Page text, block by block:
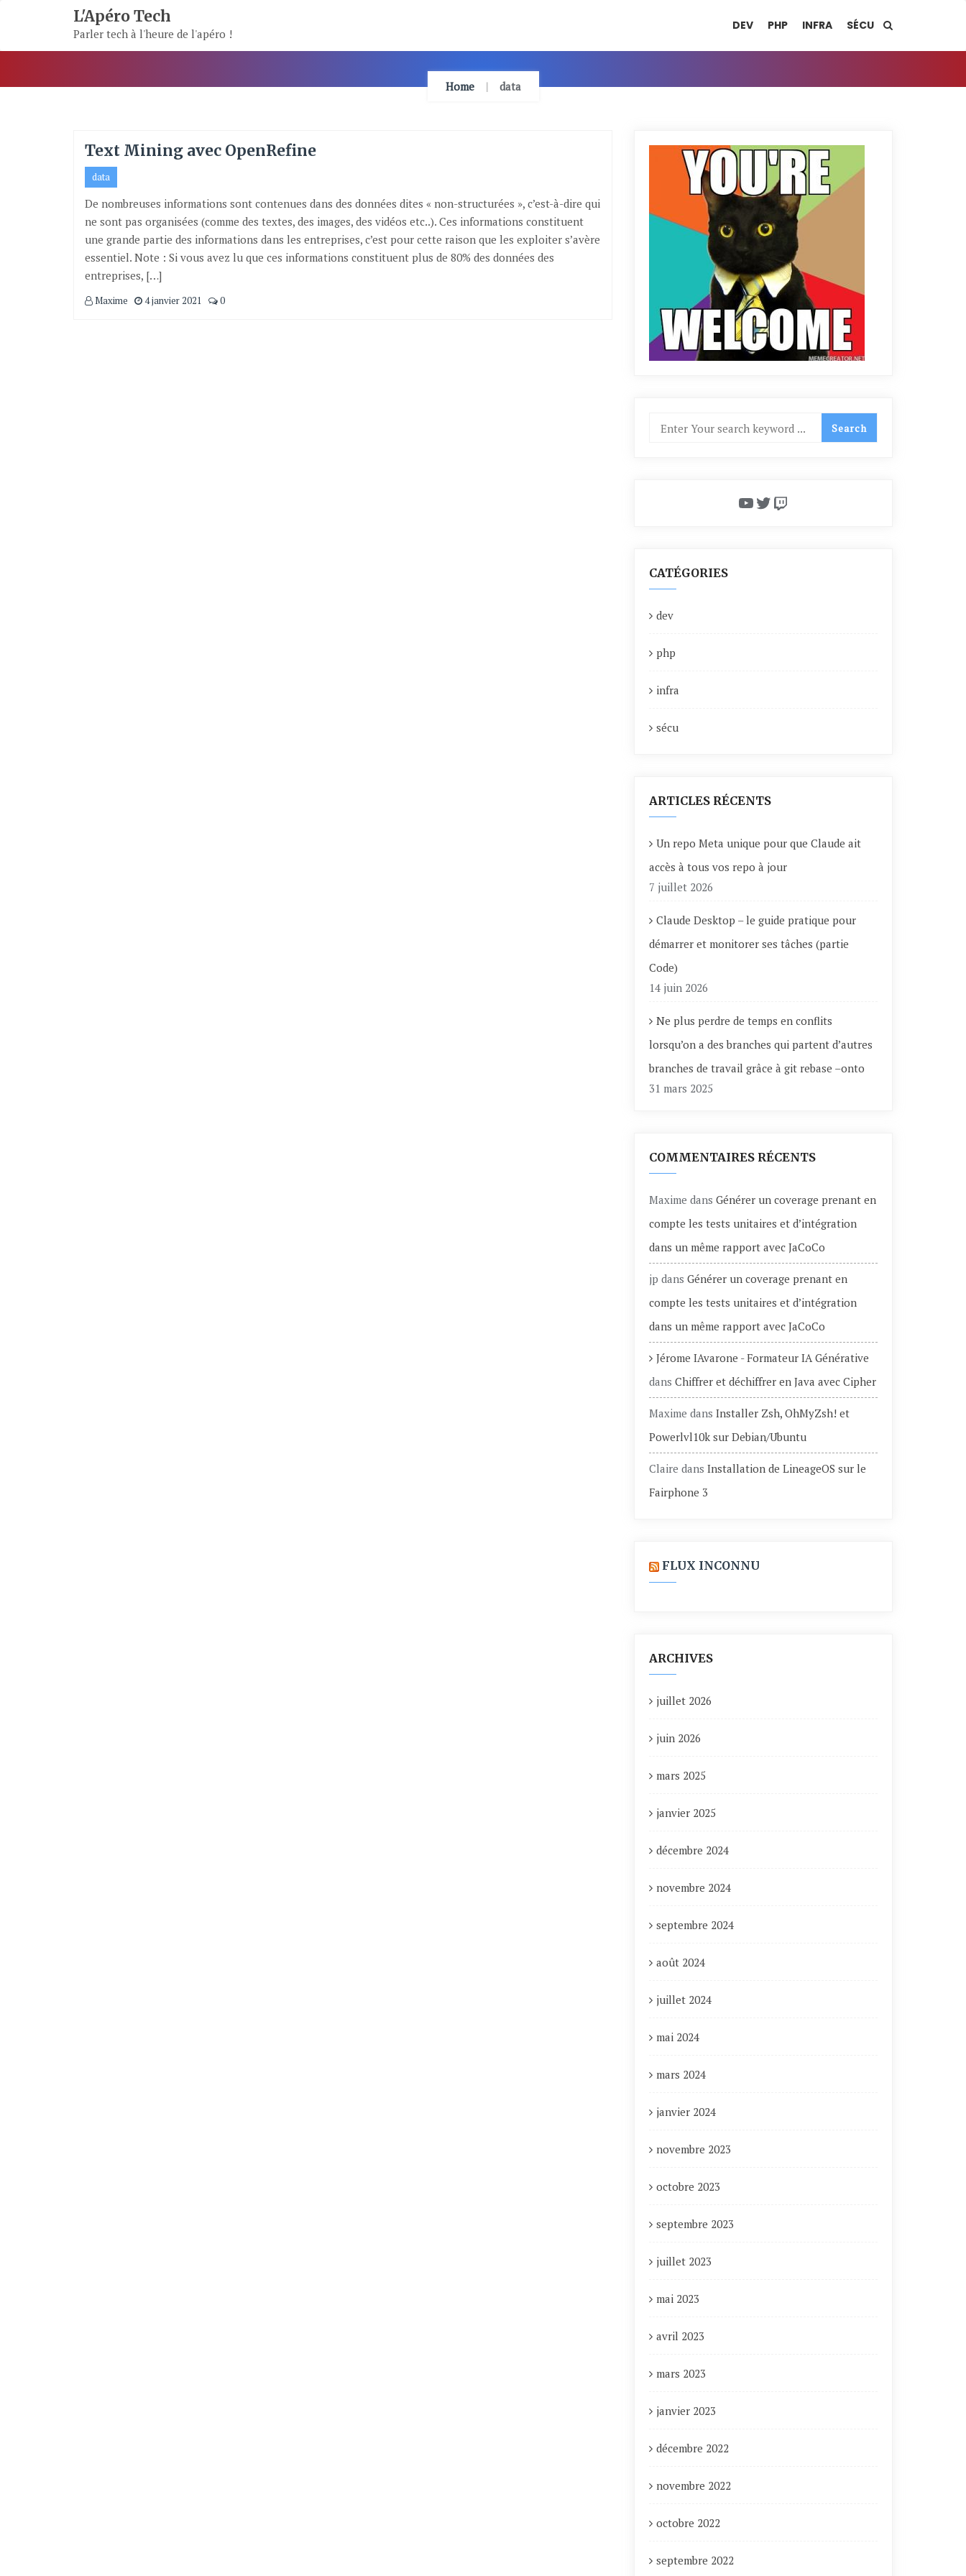
L'Apéro Tech
Parler tech à l'heure de l'apéro !
DEV PHP INFRA SÉCU
Home data
Text Mining avec OpenRefine
data
De nombreuses informations sont contenues dans des données dites « non-structurées », c’est-à-dire qui
ne sont pas organisées (comme des textes, des images, des vidéos etc..). Ces informations constituent
une grande partie des informations dans les entreprises, c’est pour cette raison que les exploiter s’avère
essentiel. Note : Si vous avez lu que ces informations constituent plus de 80% des données des
entreprises, […]
Maxime 4 janvier 2021 0
YouTube
Twitter
Twitch
CATÉGORIES
dev
php
infra
sécu
ARTICLES RÉCENTS
Un repo Meta unique pour que Claude ait
accès à tous vos repo à jour
7 juillet 2026
Claude Desktop – le guide pratique pour
démarrer et monitorer ses tâches (partie
Code)
14 juin 2026
Ne plus perdre de temps en conflits
lorsqu’on a des branches qui partent d’autres
branches de travail grâce à git rebase –onto
31 mars 2025
COMMENTAIRES RÉCENTS
Maxime dans Générer un coverage prenant en
compte les tests unitaires et d’intégration
dans un même rapport avec JaCoCo
jp dans Générer un coverage prenant en
compte les tests unitaires et d’intégration
dans un même rapport avec JaCoCo
Jérome IAvarone - Formateur IA Générative
dans Chiffrer et déchiffrer en Java avec Cipher
Maxime dans Installer Zsh, OhMyZsh! et
Powerlvl10k sur Debian/Ubuntu
Claire dans Installation de LineageOS sur le
Fairphone 3
FLUX INCONNU
ARCHIVES
juillet 2026
juin 2026
mars 2025
janvier 2025
décembre 2024
novembre 2024
septembre 2024
août 2024
juillet 2024
mai 2024
mars 2024
janvier 2024
novembre 2023
octobre 2023
septembre 2023
juillet 2023
mai 2023
avril 2023
mars 2023
janvier 2023
décembre 2022
novembre 2022
octobre 2022
septembre 2022